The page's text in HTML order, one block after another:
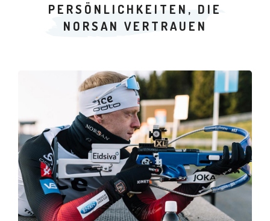
PERSÖNLICHKEITEN, DIE
NORSAN VERTRAUEN